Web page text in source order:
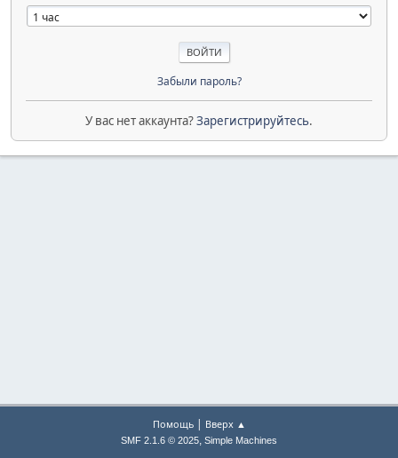
Забыли пароль?
У вас нет аккаунта?Зарегистрируйтесь.
Помощь| Вверх ▲
SMF 2.1.6 © 2025, Simple Machines